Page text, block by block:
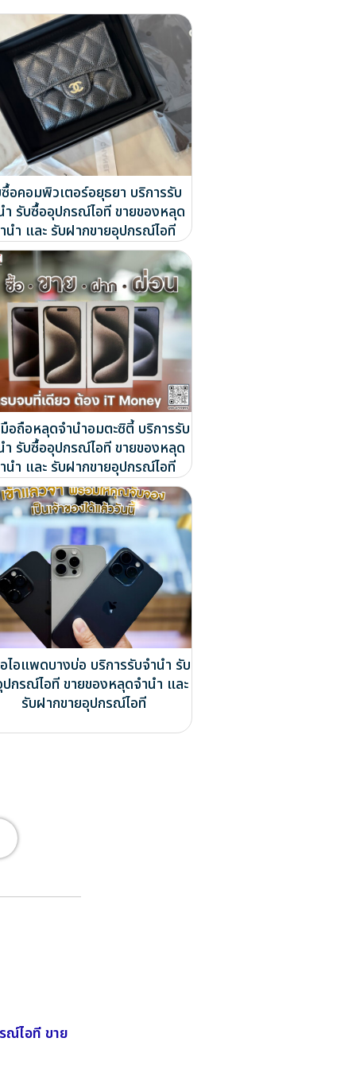
อคอมพิวเตอร์อยุธยา บริการรับ
ำ รับซื้ออุปกรณ์ไอที ขายของหลุด
นำ และ รับฝากขายอุปกรณ์ไอที
อถือหลุดจำนำอมตะซิตี้ บริการรับ
ำ รับซื้ออุปกรณ์ไอที ขายของหลุด
นำ และ รับฝากขายอุปกรณ์ไอที
ไอแพดบางบ่อ บริการรับจำนำ รับ
กรณ์ไอที ขายของหลุดจำนำ และ
รับฝากขายอุปกรณ์ไอที
ณ์ไอที ขาย